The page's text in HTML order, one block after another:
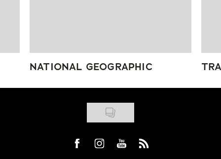
NATIONAL GEOGRAPHIC
Visit us on Facebook
Visit us on Instagram
Visit us on Youtube
Visit us on Rss